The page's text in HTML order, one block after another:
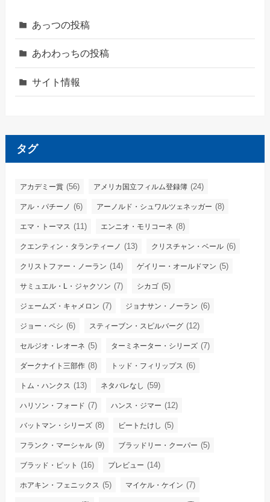
あっつの投稿
あわわっちの投稿
サイト情報
タグ
アカデミー賞 (56) アメリカ国立フィルム登録簿 (24)
アル・パチーノ (6) アーノルド・シュワルツェネッガー (8)
エマ・トーマス (11) エンニオ・モリコーネ (8)
クエンティン・タランティーノ (13) クリスチャン・ベール (6)
クリストファー・ノーラン (14) ゲイリー・オールドマン (5)
サミュエル・L・ジャクソン (7) シカゴ (5)
ジェームズ・キャメロン (7) ジョナサン・ノーラン (6)
ジョー・ペシ (6) スティーブン・スピルバーグ (12)
セルジオ・レオーネ (5) ターミネーター・シリーズ (7)
ダークナイト三部作 (8) トッド・フィリップス (6)
トム・ハンクス (13) ネタバレなし (59)
ハリソン・フォード (7) ハンス・ジマー (12)
バットマン・シリーズ (8) ビートたけし (5)
フランク・マーシャル (9) ブラッドリー・クーパー (5)
ブラッド・ピット (16) プレビュー (14)
ホアキン・フェニックス (5) マイケル・ケイン (7)